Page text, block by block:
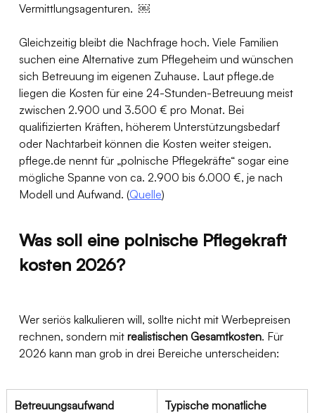
Vermittlungsagenturen.  ￼
Gleichzeitig bleibt die Nachfrage hoch. Viele Familien
suchen eine Alternative zum Pflegeheim und wünschen
sich Betreuung im eigenen Zuhause. Laut pflege.de
liegen die Kosten für eine 24-Stunden-Betreuung meist
zwischen 2.900 und 3.500 € pro Monat. Bei
qualifizierten Kräften, höherem Unterstützungsbedarf
oder Nachtarbeit können die Kosten weiter steigen.
pflege.de nennt für „polnische Pflegekräfte“ sogar eine
mögliche Spanne von ca. 2.900 bis 6.000 €, je nach
Modell und Aufwand. (Quelle)
Was soll eine polnische Pflegekraft
kosten 2026?
Wer seriös kalkulieren will, sollte nicht mit Werbepreisen
rechnen, sondern mit realistischen Gesamtkosten. Für
2026 kann man grob in drei Bereiche unterscheiden:
Betreuungsaufwand
Typische monatliche